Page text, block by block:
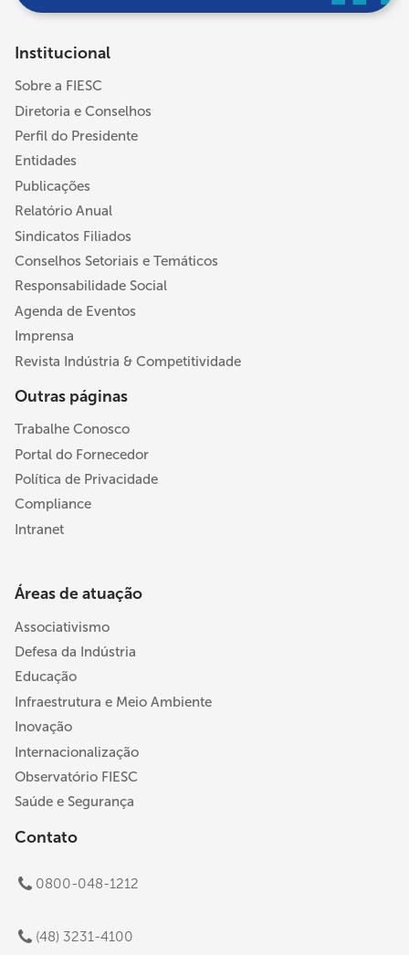
Institucional
Sobre a FIESC
Diretoria e Conselhos
Perfil do Presidente
Entidades
Publicações
Relatório Anual
Sindicatos Filiados
Conselhos Setoriais e Temáticos
Responsabilidade Social
Agenda de Eventos
Imprensa
Revista Indústria & Competitividade
Outras páginas
Trabalhe Conosco
Portal do Fornecedor
Política de Privacidade
Compliance
Intranet
Áreas de atuação
Associativismo
Defesa da Indústria
Educação
Infraestrutura e Meio Ambiente
Inovação
Internacionalização
Observatório FIESC
Saúde e Segurança
Contato
0800-048-1212
(48) 3231-4100